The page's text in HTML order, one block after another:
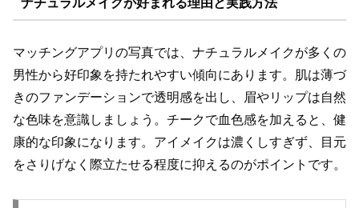
ナチュラルメイクが好まれる理由と実践方法
マッチングアプリの写真では、ナチュラルメイクが多くの
男性から好印象を持たれやすい傾向にあります。肌は薄づ
きのファンデーションで透明感を出し、眉やリップは自然
な色味を意識しましょう。チークで血色感を加えると、健
康的な印象になります。アイメイクは濃くしすぎず、目元
をさりげなく際立たせる程度に抑えるのがポイントです。